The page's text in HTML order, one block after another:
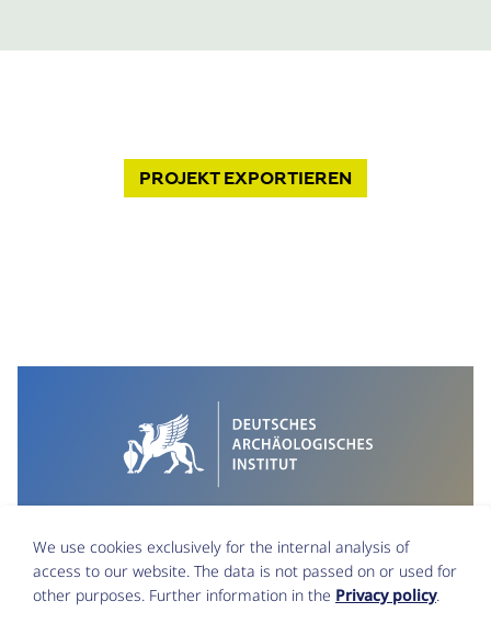
PROJEKTEXPORTIEREN
We use cookies exclusively for the internal analysis of
access to our website. The data is not passed on or used for
other purposes. Further information in the Privacy policy.